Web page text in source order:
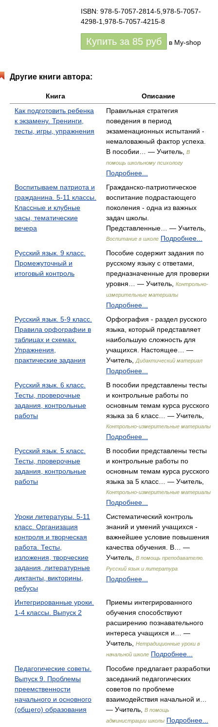
ISBN: 978-5-7057-2814-5,978-5-7057-
4298-1,978-5-7057-4215-8
Купить за 85 руб в My-shop
Другие книги автора:
Книга
Описание
Как подготовить ребенка
к экзамену. Тренинги,
тесты, игры, упражнения
Правильная стратегия
поведения в период
экзаменационных испытаний -
немаловажный фактор успеха.
В пособии… — Учитель,
В
помощь школьному психологу
Подробнее...
Воспитываем патриота и
гражданина. 5-11 классы.
Классные и клубные
часы, тематические
вечера
Гражданско-патриотическое
воспитание подрастающего
поколения - одна из важных
задач школы.
Представленные… — Учитель,
Воспитание в школе Подробнее...
Русский язык. 9 класс.
Промежуточный и
итоговый контроль
Пособие содержит задания по
русскому языку с ответами,
предназначенные для проверки
уровня… — Учитель,
Контрольно-
измерительные материалы
Подробнее...
Русский язык. 5-9 класс.
Правила орфографии в
таблицах и схемах.
Упражнения,
практические задания
Орфография - раздел русского
языка, который представляет
наибольшую сложность для
учащихся. Настоящее… —
Учитель,
Дидактический материал
Подробнее...
Русский язык. 6 класс.
Тесты, проверочные
задания, контрольные
работы
В пособии представлены тесты
и контрольные работы по
основным темам курса русского
языка за 6 класс… — Учитель,
Контрольно-измерительные материалы
Подробнее...
Русский язык. 5 класс.
Тесты, проверочные
задания, контрольные
работы
В пособии представлены тесты
и контрольные работы по
основным темам курса русского
языка за 5 класс… — Учитель,
Контрольно-измерительные материалы
Подробнее...
Уроки литературы. 5-11
класс. Организация
контроля и творческая
работа. Тесты,
изложения, творческие
задания, литературные
диктанты, викторины,
ребусы
Систематический контроль
знаний и умений учащихся -
важнейшее условие повышения
качества обучения. В… —
Учитель,
В помощь преподавателю.
Русский язык и литература
Подробнее...
Интегрированные уроки.
1-4 классы. Выпуск 2
Приемы интегрированного
обучения способствуют
расширению познавательного
интереса учащихся и… —
Учитель,
Нетрадиционные уроки в
начальной школе Подробнее...
Педагогические советы.
Выпуск 9. Проблемы
преемственности
начального и основного
(общего) образования
Пособие предлагает разработки
заседаний педагогических
советов по проблеме
взаимодействия начальной и…
— Учитель,
В помощь
администрации школы Подробнее...